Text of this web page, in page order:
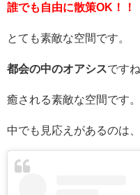
誰でも自由に散策OK！！
とても素敵な空間です。
都会の中のオアシスですね
癒される素敵な空間です。
中でも見応えがあるのは、